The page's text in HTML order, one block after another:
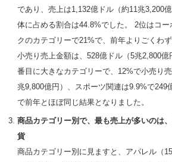
であり、売上は1,132億ドル（約11兆3,200
体に占める割合は44.8%でした。 2位はコ
クのカテゴリーで21%で、前年よりごくわ
小売り売上金額は、528億ドル（5兆2,800
番目に大きなカテゴリーで、12%で小売り
兆9,800億円）、スポーツ関連は9.9%で249
で前年とほぼ同じ結果となりました。
商品カテゴリー別で、最も売上が多いのは
貨
商品カテゴリー別に見ますと、アパレル（